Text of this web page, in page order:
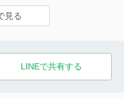
見る
LINEで共有する